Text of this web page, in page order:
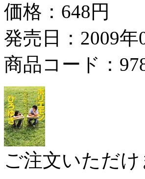
価格： 648円
発売日：2009年
商品コード：
ご注文いただけ